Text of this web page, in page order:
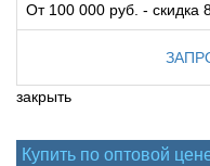
От 100 000 руб. - скидка
закрыть
Купить по оптовой